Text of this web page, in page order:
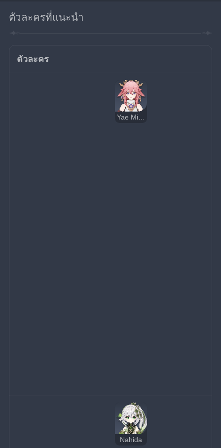
ตัวละครที่แนะนำ
ตัวละคร
Yae Miko
Nahida